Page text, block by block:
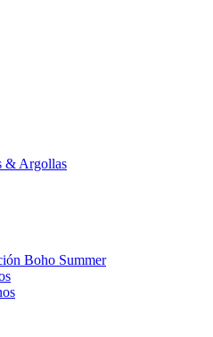
& Argollas
Boho Summer